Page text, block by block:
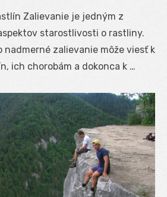
Zalievanie je jedným z
starostlivosti o rastliny.
nadmerné zalievanie môže viesť k
ich chorobám a dokonca k …